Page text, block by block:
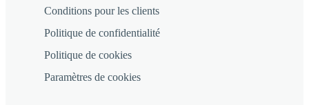
Conditions pour les clients
Politique de confidentialité
Politique de cookies
Paramètres de cookies